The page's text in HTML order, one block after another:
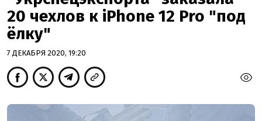
20 чехлов к iPhone 12 Pro "под
ёлку"
7 ДЕКАБРЯ 2020, 19:20